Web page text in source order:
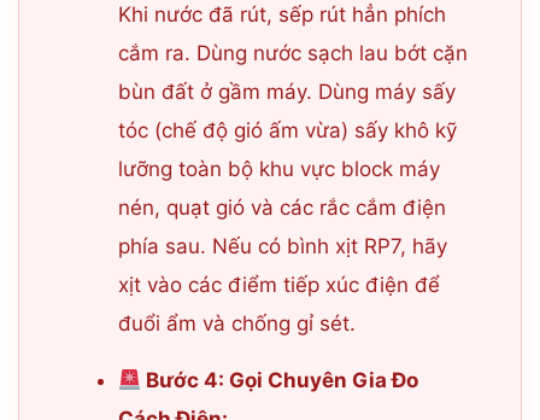
Khi nước đã rút, sếp rút hẳn phích
cắm ra. Dùng nước sạch lau bớt cặn
bùn đất ở gầm máy. Dùng máy sấy
tóc (chế độ gió ấm vừa) sấy khô kỹ
lưỡng toàn bộ khu vực block máy
nén, quạt gió và các rắc cắm điện
phía sau. Nếu có bình xịt RP7, hãy
xịt vào các điểm tiếp xúc điện để
đuổi ẩm và chống gỉ sét.
Bước 4: Gọi Chuyên Gia Đo